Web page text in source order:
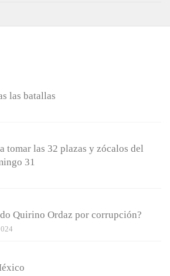
las batallas
tomar las 32 plazas y zócalos del
31
Quirino Ordaz por corrupción?